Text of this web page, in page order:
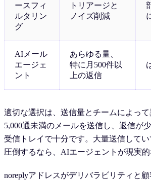
ースフィ
ルタリン
グ
トリアージと
ノイズ削減
AIメール
エージェ
ント
あらゆる量、
特に月500件以
上の返信
適切な選択は、送信量とチームによっ
5,000通未満のメールを送信し、返信が
受信トレイで十分です。大量送信して
圧倒するなら、AIエージェントが現実的
noreplyアドレスがデリバラビリティと